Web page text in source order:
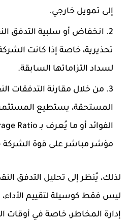
إلى تمويل خارجي.
انخفاض أو سلبية التدفق
تحذيرية، خاصة إذا كانت
لسداد التزاماتها السابقة.
من خلال مقارنة التدفقات
المستحقة، يستطيع
مؤشر مباشر على قوة الشركة في
لذلك، يُنظر إلى تحليل التدفق
ليس فقط كوسيلة لتقييم
إدارة المخاطر، خاصة في أوقات